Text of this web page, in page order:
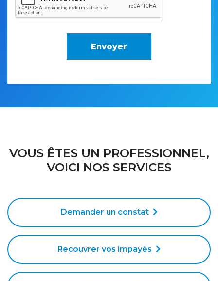
Envoyer
VOUS ÊTES UN PROFESSIONNEL,
VOICI NOS SERVICES
Demander un constat
Recouvrer vos impayés